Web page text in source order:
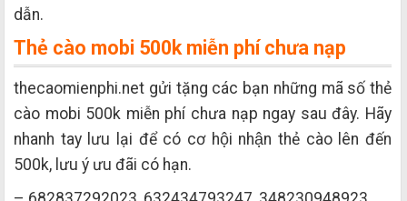
dẫn.
Thẻ cào mobi 500k miễn phí chưa nạp
thecaomienphi.net gửi tặng các bạn những mã số thẻ
cào mobi 500k miễn phí chưa nạp ngay sau đây. Hãy
nhanh tay lưu lại để có cơ hội nhận thẻ cào lên đến
500k, lưu ý ưu đãi có hạn.